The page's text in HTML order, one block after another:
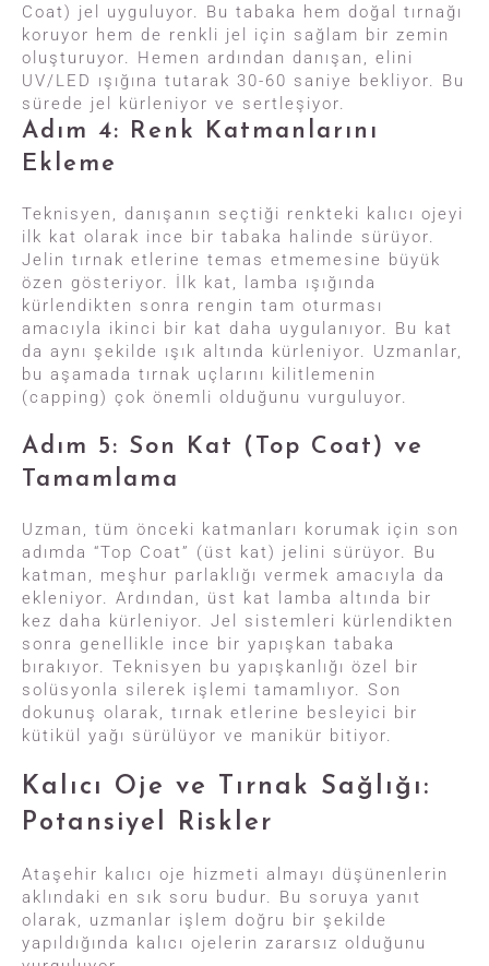
Coat) jel uyguluyor. Bu tabaka hem doğal tırnağı
koruyor hem de renkli jel için sağlam bir zemin
oluşturuyor. Hemen ardından danışan, elini
UV/LED ışığına tutarak 30-60 saniye bekliyor. Bu
sürede jel kürleniyor ve sertleşiyor.
Adım 4: Renk Katmanlarını
Ekleme
Teknisyen, danışanın seçtiği renkteki kalıcı ojeyi
ilk kat olarak ince bir tabaka halinde sürüyor.
Jelin tırnak etlerine temas etmemesine büyük
özen gösteriyor. İlk kat, lamba ışığında
kürlendikten sonra rengin tam oturması
amacıyla ikinci bir kat daha uygulanıyor. Bu kat
da aynı şekilde ışık altında kürleniyor. Uzmanlar,
bu aşamada tırnak uçlarını kilitlemenin
(capping) çok önemli olduğunu vurguluyor.
Adım 5: Son Kat (Top Coat) ve
Tamamlama
Uzman, tüm önceki katmanları korumak için son
adımda “Top Coat” (üst kat) jelini sürüyor. Bu
katman, meşhur parlaklığı vermek amacıyla da
ekleniyor. Ardından, üst kat lamba altında bir
kez daha kürleniyor. Jel sistemleri kürlendikten
sonra genellikle ince bir yapışkan tabaka
bırakıyor. Teknisyen bu yapışkanlığı özel bir
solüsyonla silerek işlemi tamamlıyor. Son
dokunuş olarak, tırnak etlerine besleyici bir
kütikül yağı sürülüyor ve manikür bitiyor.
Kalıcı Oje ve Tırnak Sağlığı:
Potansiyel Riskler
Ataşehir kalıcı oje hizmeti almayı düşünenlerin
aklındaki en sık soru budur. Bu soruya yanıt
olarak, uzmanlar işlem doğru bir şekilde
yapıldığında kalıcı ojelerin zararsız olduğunu